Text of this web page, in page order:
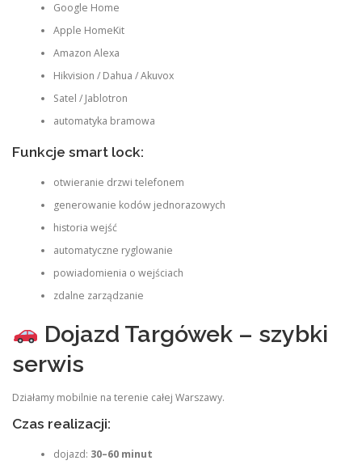
Google Home
Apple HomeKit
Amazon Alexa
Hikvision / Dahua / Akuvox
Satel / Jablotron
automatyka bramowa
Funkcje smart lock:
otwieranie drzwi telefonem
generowanie kodów jednorazowych
historia wejść
automatyczne ryglowanie
powiadomienia o wejściach
zdalne zarządzanie
Dojazd Targówek – szybki
serwis
Działamy mobilnie na terenie całej Warszawy.
Czas realizacji:
dojazd: 30–60 minut